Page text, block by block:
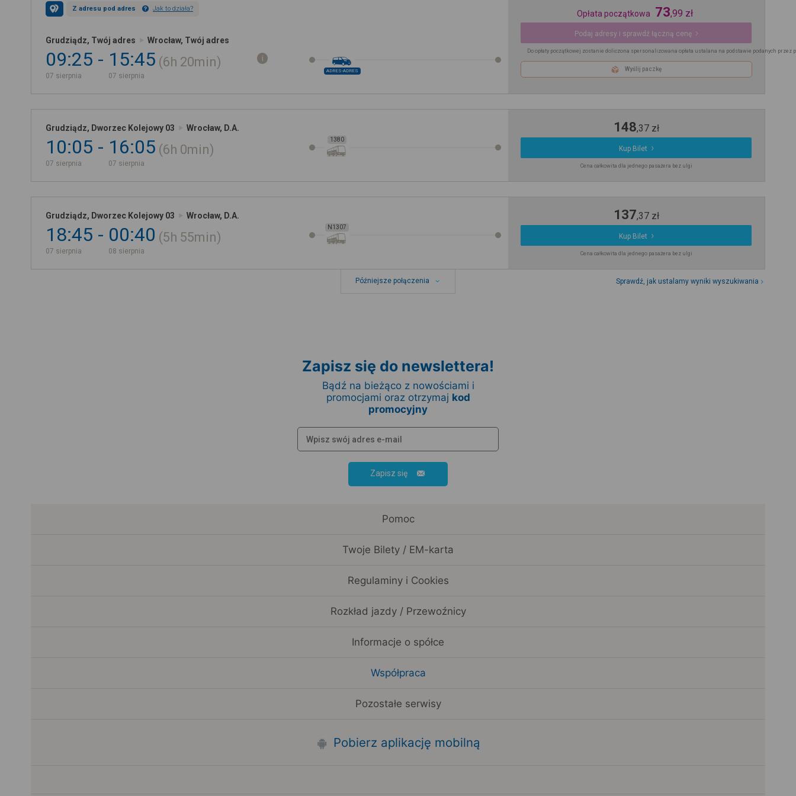
Z adresu pod adres Jak to działa?
Grudziądz, Twój adres Wrocław, Twój adres
09:25
07 sierpnia
15:45
07 sierpnia
6h 20min
ADRES-ADRES
Opłata początkowa 73,99 zł
Podaj adresy i sprawdź łączną cenę
Do opłaty początkowej zostanie doliczona spersonalizowana opłata ustalana na podstawie podanych przez
Wyślij paczkę
Grudziądz, Dworzec Kolejowy 03 Wrocław, D.A.
10:05
07 sierpnia
16:05
07 sierpnia
6h 0min
1380
148,37 zł
Kup Bilet
Cena całkowita dla jednego pasażera bez ulgi
Grudziądz, Dworzec Kolejowy 03 Wrocław, D.A.
18:45
07 sierpnia
00:40
08 sierpnia
5h 55min
N1307
137,37 zł
Kup Bilet
Cena całkowita dla jednego pasażera bez ulgi
Późniejsze połączenia Sprawdź, jak ustalamy wyniki wyszukiwania
Zapisz się do newslettera!
Bądź na bieżąco z nowościami i
promocjami oraz otrzymaj kod
promocyjny
Zapisz się
Pomoc
Twoje Bilety / EM-karta
Regulaminy i Cookies
Rozkład jazdy / Przewoźnicy
Informacje o spółce
Współpraca
Pozostałe serwisy
Pobierz aplikację mobilną